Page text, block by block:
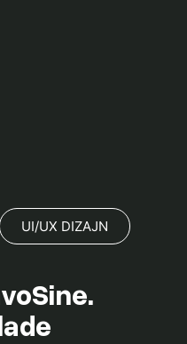
UI/UX DIZAJN